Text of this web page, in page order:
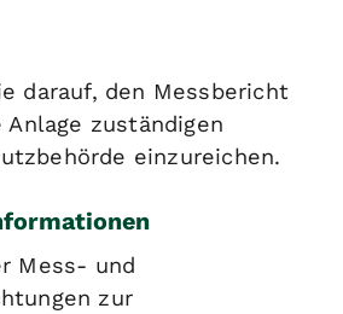
darauf, den Messbericht
zuständigen
einzureichen.
Mess- und
zur